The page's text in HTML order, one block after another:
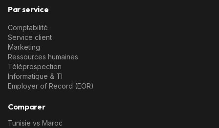
Par service
Comptabilité
Service client
Marketing
Ressources humaines
Téléprospection
Informatique & TI
Employer of Record (EOR)
Comparer
Tunisie vs Maroc